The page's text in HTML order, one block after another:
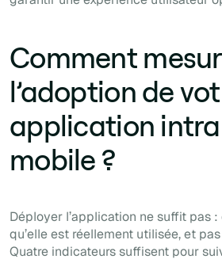
Comment
l’adoption de
application
mobile ?
Déployer l’application ne suffit pas
qu’elle est réellement utilisée, et
Quatre indicateurs suffisent pour